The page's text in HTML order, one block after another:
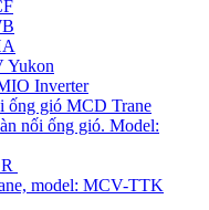
Yukon
Inverter
ống gió MCD Trane
nối ống gió. Model:
model: MCV-TTK